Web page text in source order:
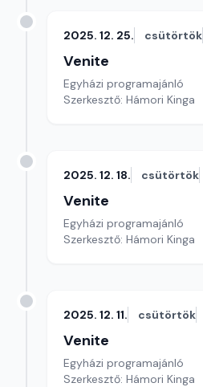
2025. 12. 25. csütörtök
Venite
Egyházi programajánló
Szerkesztő: Hámori Kinga
2025. 12. 18. csütörtök
Venite
Egyházi programajánló
Szerkesztő: Hámori Kinga
2025. 12. 11. csütörtök
Venite
Egyházi programajánló
Szerkesztő: Hámori Kinga